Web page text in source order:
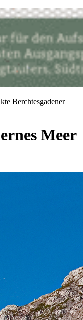
Berchtesgadener
Meer